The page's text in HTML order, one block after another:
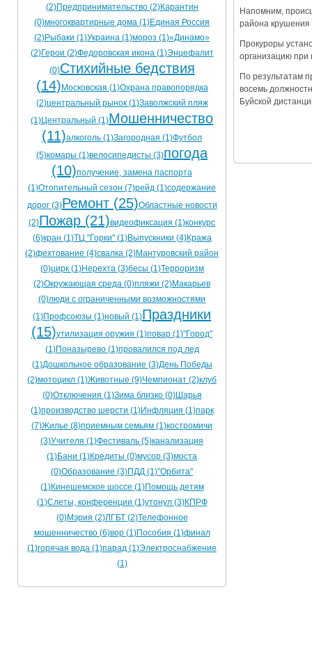
Ограничения движения транспорта на майские
Электронные транспортные карты
Напомним,
района крушения
Прокуроры
организацию при
По результатам
восемь
Буйской
(2)Предпринимательство (2)Карантин
(0)многоквартирные дома (1)Единая Россия
(2)Рыбаки (1)Украина (1)мороз (1)«Динамо»
(2)Герои (2)Федоровская икона (1)Энцефалит
(0)Стихийные бедствия
(14) Московская (1)Охрана правопорядка
(2)центральный рынок (1)Заволжский пляж
(1)Центральный (1)Мошенничество
(11)алкоголь (1)Загородная (1)Футбол
(5)комары (1)велосипедисты (3)погода
(10)получение, замена паспорта
(1)Отопительный сезон (7)рейд (1)содержание
дорог (3)Ремонт (25)Областные новости
(2)Пожар (21)видеофиксация (1)конкурс
(6)кран (1)ТЦ "Горки" (1)Выпускники (4)Кража
(2)фехтование (4)свалка (2)Мантуровский район
(0)цирк (1)Нерехта (3)бесы (1)Терроризм
(2)Окружающая среда (0)пляжи (2)Макарьев
(0)люди с ограниченными возможностями
(1)Профсоюзы (1)новый (1)Праздники
(15)утилизация оружия (1)повар (1)"Город"
(1)Поназырево (1)провалился под лед
(1)Дошкольное образование (3)День Победы
(2)мотоцикл (1)Животные (9)Чемпионат (2)клуб
(0)Отключения (1)Зима близко (0)Шарья
(1)производство шерсти (1)Инфляция (1)парк
(7)Жилье (8)приемным семьям (1)костромичи
(3)Учителя (1)Фестиваль (5)канализация
(1)Бани (1)Кредиты (0)мусор (3)моста
(0)Образование (3)ПДД (1)"Орбита"
(1)Кинешемское шоссе (1)Помощь детям
(1)Слеты, конференции (1)утонул (3)КПРФ
(0)Мэрия (2)ЛГБТ (2)Телефонное
мошенничество (6)вор (1)Пособия (1)финал
(1)горячая вода (1)парад (1)Электроснабжение
(1)